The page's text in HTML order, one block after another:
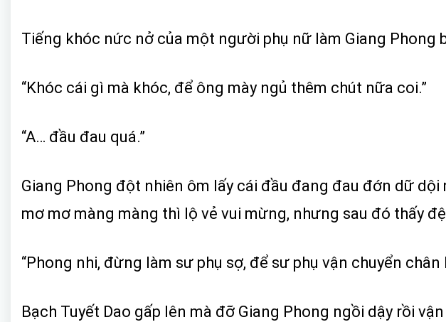
Tiếng khóc nức nở của một người phụ nữ làm Giang Phong
“Khóc cái gì mà khóc, để ông mày ngủ thêm chút nữa coi.”
“A… đầu đau quá.”
Giang Phong đột nhiên ôm lấy cái đầu đang đau đớn dữ
mơ mơ màng màng thì lộ vẻ vui mừng, nhưng sau đó thấy
“Phong nhi, đừng làm sư phụ sợ, để sư phụ vận chuyển
Bạch Tuyết Dao gấp lên mà đỡ Giang Phong ngồi dậy rồi